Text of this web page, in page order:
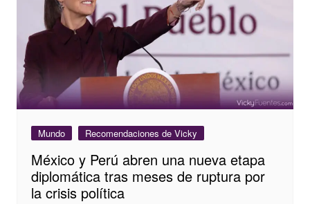
Mundo Recomendaciones de Vicky
México y Perú abren una nueva etapa
diplomática tras meses de ruptura por
la crisis política